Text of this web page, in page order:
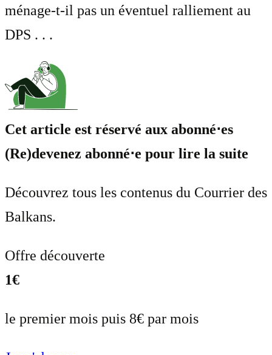
ménage-t-il pas un éventuel ralliement au
DPS . . .
Cet article est réservé aux abonné⋅es
(Re)devenez abonné⋅e pour lire la suite
Découvrez tous les contenus du Courrier des
Balkans.
Offre découverte
1€
le premier mois puis 8€ par mois